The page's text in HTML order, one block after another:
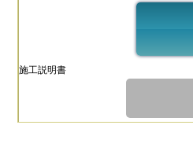
施工説明書